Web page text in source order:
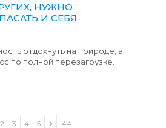
НУЖНО
И СЕБЯ
отдохнуть на природе, а
по полной перезагрузке.
2 3 4 5 ... 44